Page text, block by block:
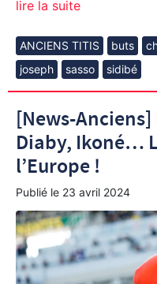
lire la suite
ANCIENS TITIS buts
joseph
sasso sidibé
[News-
Diaby, Ikoné…
l’Europe !
Publié le 23 avril 2024